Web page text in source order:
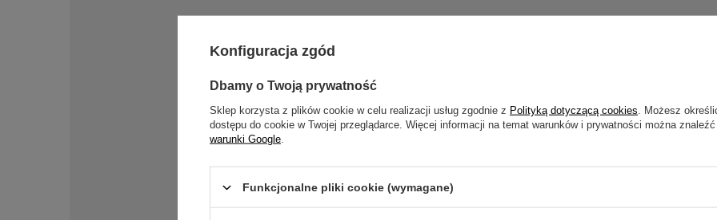
Konfiguracja zgód
Dbamy o Twoją prywatność
Sklep korzysta z plików cookie w celu realizacji usług zgodnie z Polityką dotyczącą cookies . Możesz
dostępu do cookie w Twojej przeglądarce. Więcej informacji na temat warunków i prywatności można
warunki Google
Funkcjonalne pliki cookie (wymagane)